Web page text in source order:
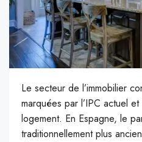
Le secteur de l’immobilier
marquées par l’IPC actuel
logement. En Espagne, le
traditionnellement plus